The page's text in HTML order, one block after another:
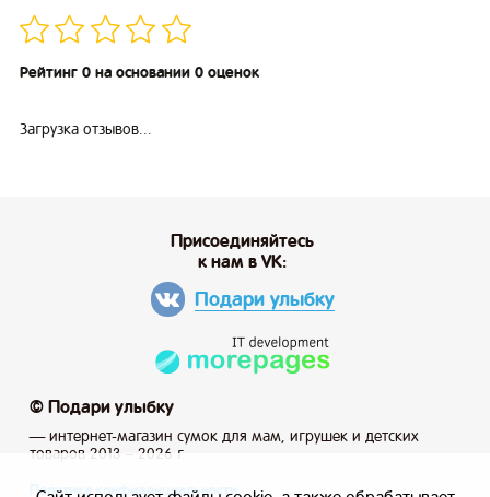
Рейтинг 0 на основании 0 оценок
Загрузка отзывов...
© Подари улыбку
— интернет-магазин сумок для мам, игрушек и детских
товаров 2013 – 2026 г.
Присоединяйтесь
к нам в VK:
Подари улыбку
Политика конфиденциальности